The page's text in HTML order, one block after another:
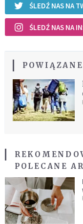
ŚLEDŹ NAS NA
ŚLEDŹ NAS NA
POLECANE